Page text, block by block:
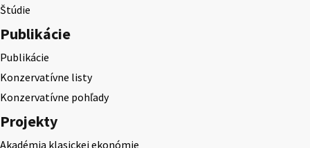
Štúdie
Publikácie
Publikácie
Konzervatívne listy
Konzervatívne pohľady
Projekty
Akadémia klasickej ekonómie